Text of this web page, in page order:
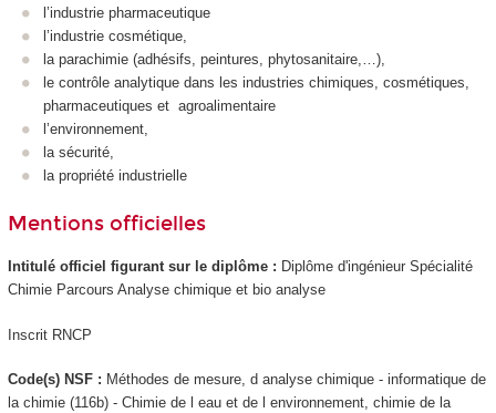
l’industrie pharmaceutique
l’industrie cosmétique,
la parachimie (adhésifs, peintures, phytosanitaire,…),
le contrôle analytique dans les industries chimiques, cosmétiques,
pharmaceutiques et agroalimentaire
l’environnement,
la sécurité,
la propriété industrielle
Mentions officielles
Intitulé officiel figurant sur le diplôme : Diplôme d'ingénieur Spécialité
Chimie Parcours Analyse chimique et bio analyse
Inscrit RNCP
Code(s) NSF : Méthodes de mesure, d analyse chimique - informatique de
la chimie (116b) - Chimie de l eau et de l environnement, chimie de la